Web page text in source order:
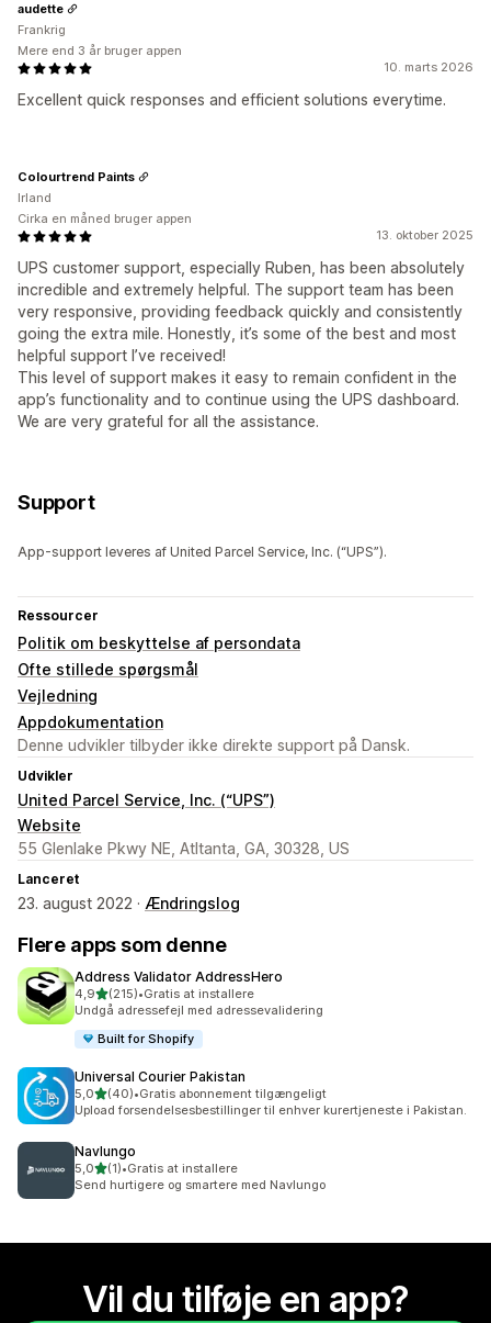
10. marts 2026
Excellent quick responses and efficient solutions everytime.
audette
Frankrig
Mere end 3 år bruger appen
13. oktober 2025
UPS customer support, especially Ruben, has been absolutely
incredible and extremely helpful. The support team has been
very responsive, providing feedback quickly and consistently
going the extra mile. Honestly, it’s some of the best and most
helpful support I’ve received!
This level of support makes it easy to remain confident in the
app’s functionality and to continue using the UPS dashboard.
We are very grateful for all the assistance.
Colourtrend Paints
Irland
Cirka en måned bruger appen
Support
App-support leveres af United Parcel Service, Inc. (“UPS”).
Ressourcer
Politik om beskyttelse af persondata
Ofte stillede spørgsmål
Vejledning
Appdokumentation
Denne udvikler tilbyder ikke direkte support på Dansk.
Udvikler
United Parcel Service, Inc. (“UPS”)
Website
55 Glenlake Pkwy NE, Atltanta, GA, 30328, US
Lanceret
23. august 2022 · Ændringslog
Flere apps som denne
Address Validator AddressHero
4,9ud af 5 stjerner
(215)
215 anmeldelser i alt
•Gratis at installere
Undgå adressefejl med adressevalidering
Built for Shopify
Universal Courier Pakistan
5,0ud af 5 stjerner
(40)
40 anmeldelser i alt
•Gratis abonnement tilgængeligt
Upload forsendelsesbestillinger til enhver kurertjeneste i Pakistan.
Navlungo
5,0ud af 5 stjerner
(1)
1 anmeldelser i alt
•Gratis at installere
Send hurtigere og smartere med Navlungo
Vil du tilføje en app?